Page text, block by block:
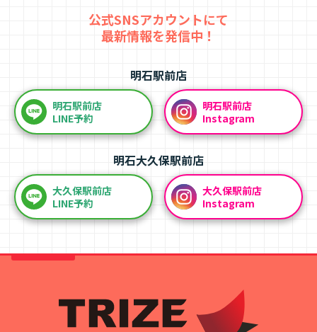
公式SNSアカウントにて
最新情報を発信中！
明石駅前店
明石駅前店
LINE予約
明石駅前店
Instagram
明石大久保駅前店
大久保駅前店
LINE予約
大久保駅前店
Instagram